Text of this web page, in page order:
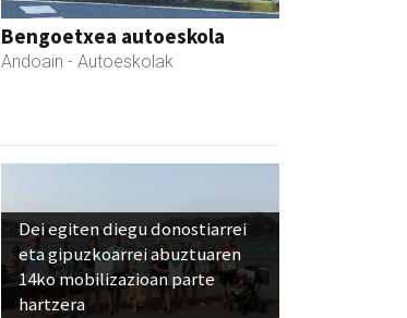
Bengoetxea autoeskola
Andoain - Autoeskolak
Dei egiten diegu donostiarrei
eta gipuzkoarrei abuztuaren
14ko mobilizazioan parte
hartzera